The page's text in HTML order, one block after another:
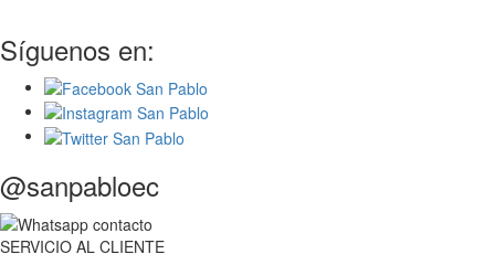
Síguenos en:
@sanpabloec
SERVICIO AL CLIENTE